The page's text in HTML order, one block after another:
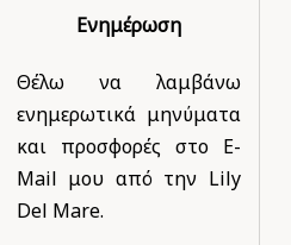
Ενημέρωση
Θέλω να λαμβάνω
ενημερωτικά μηνύματα
και προσφορές στο E-
Mail μου από την Lily
Del Mare.